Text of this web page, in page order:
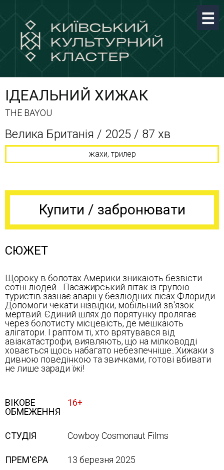
ІДЕАЛЬНИЙ ХИЖАК
THE BAYOU
Велика Британія / 2025 / 87 хв
жахи, трилер
Купити / забронювати
СЮЖЕТ
Щороку в болотах Америки зникають безвісти
сотні людей... Пасажирський літак із групою
туристів зазнає аварії у безлюдних лісах Флориди.
Допомоги чекати нізвідки, мобільний зв'язок
мертвий. Єдиний шлях до порятунку пролягає
через болотисту місцевість, де мешкають
алігатори. І раптом ті, хто врятувався від
авіакатастрофи, виявляють, що на мілководді
ховається щось набагато небезпечніше...Хижаки з
дивною поведінкою та звичками, готові вбивати
не лише заради їжі!
ВІКОВЕ
ОБМЕЖЕННЯ
16+
СТУДІЯ Cowboy Cosmonaut Films
ПРЕМ'ЄРА 13 березня 2025